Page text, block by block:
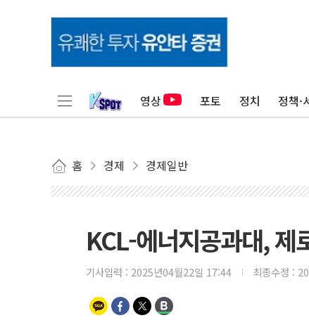
영상 포토 정치 정책·
홈 경제 경제일반
KCL-에너지공과대, 제
기사입력 : 2025년04월22일 17:44 최종수정 :